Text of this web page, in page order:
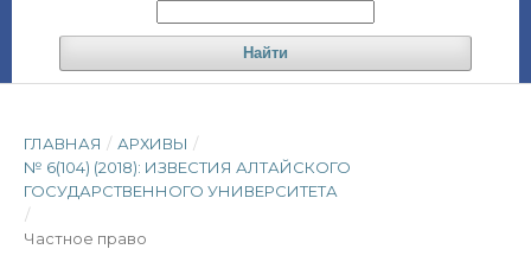
Найти
ГЛАВНАЯ / АРХИВЫ /
№ 6(104) (2018): ИЗВЕСТИЯ АЛТАЙСКОГО
ГОСУДАРСТВЕННОГО УНИВЕРСИТЕТА
/
Частное право